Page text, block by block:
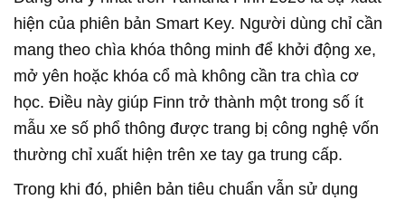
hiện của phiên bản Smart Key. Người dùng chỉ cần
mang theo chìa khóa thông minh để khởi động xe,
mở yên hoặc khóa cổ mà không cần tra chìa cơ
học. Điều này giúp Finn trở thành một trong số ít
mẫu xe số phổ thông được trang bị công nghệ vốn
thường chỉ xuất hiện trên xe tay ga trung cấp.
Trong khi đó, phiên bản tiêu chuẩn vẫn sử dụng